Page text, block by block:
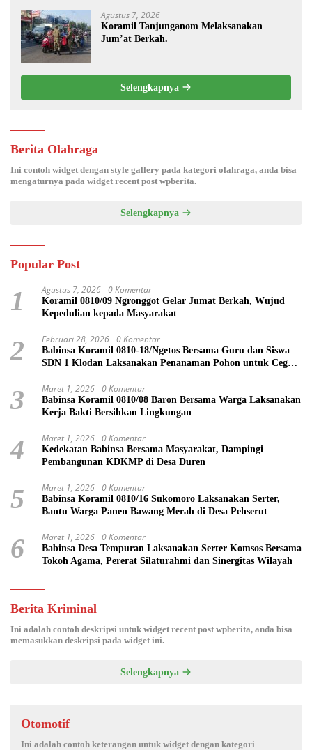
Agustus 7, 2026
Koramil Tanjunganom Melaksanakan
Jum’at Berkah.
Selengkapnya
Berita Olahraga
Ini contoh widget dengan style gallery pada kategori olahraga, anda bisa
mengaturnya pada widget recent post wpberita.
Selengkapnya
Popular Post
1 Agustus 7, 2026 0 Komentar
Koramil 0810/09 Ngronggot Gelar Jumat Berkah, Wujud
Kepedulian kepada Masyarakat
2 Februari 28, 2026 0 Komentar
Babinsa Koramil 0810-18/Ngetos Bersama Guru dan Siswa
SDN 1 Klodan Laksanakan Penanaman Pohon untuk Cegah
3 Maret 1, 2026 0 Komentar
Babinsa Koramil 0810/08 Baron Bersama Warga Laksanakan
Kerja Bakti Bersihkan Lingkungan
4 Maret 1, 2026 0 Komentar
Kedekatan Babinsa Bersama Masyarakat, Dampingi
Pembangunan KDKMP di Desa Duren
5 Maret 1, 2026 0 Komentar
Babinsa Koramil 0810/16 Sukomoro Laksanakan Serter,
Bantu Warga Panen Bawang Merah di Desa Pehserut
6 Maret 1, 2026 0 Komentar
Babinsa Desa Tempuran Laksanakan Serter Komsos Bersama
Tokoh Agama, Pererat Silaturahmi dan Sinergitas Wilayah
Berita Kriminal
Ini adalah contoh deskripsi untuk widget recent post wpberita, anda bisa
memasukkan deskripsi pada widget ini.
Selengkapnya
Otomotif
Ini adalah contoh keterangan untuk widget dengan kategori